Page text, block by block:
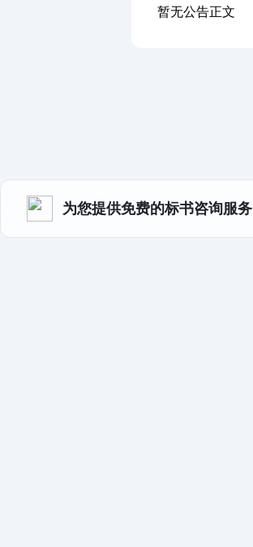
暂无公告正文
为您提供免费的标书咨询服务